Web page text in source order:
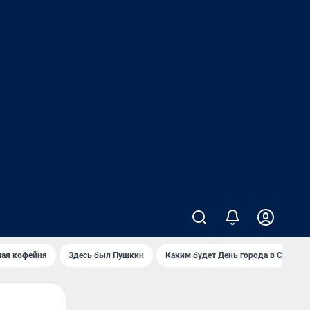
кофейня Здесь был Пушкин Каким будет День города в Самаре